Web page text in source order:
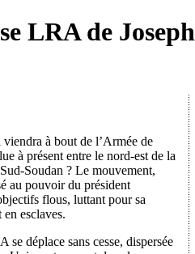
LRA de
à bout de l’Armée de
à présent entre le nord-est de la
Soudan ? Le mouvement,
au pouvoir du président
flous, luttant pour sa
esclaves.
déplace sans cesse, dispersée